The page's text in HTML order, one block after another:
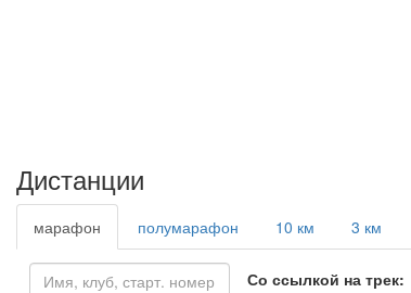
Дистанции
марафон полумарафон 10 км 3 км
Со ссылкой на трек: